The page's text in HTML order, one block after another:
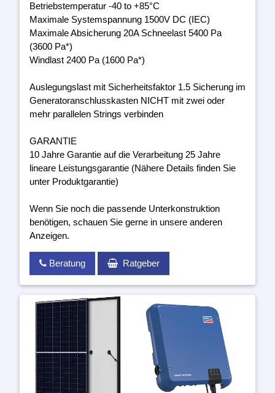
Betriebstemperatur -40 to +85°C
Maximale Systemspannung 1500V DC (IEC)
Maximale Absicherung 20A Schneelast 5400 Pa
(3600 Pa*)
Windlast 2400 Pa (1600 Pa*)
Auslegungslast mit Sicherheitsfaktor 1.5 Sicherung im
Generatoranschlusskasten NICHT mit zwei oder
mehr parallelen Strings verbinden
GARANTIE
10 Jahre Garantie auf die Verarbeitung 25 Jahre
lineare Leistungsgarantie (Nähere Details finden Sie
unter Produktgarantie)
Wenn Sie noch die passende Unterkonstruktion
benötigen, schauen Sie gerne in unsere anderen
Anzeigen.
Beratung Ratgeber